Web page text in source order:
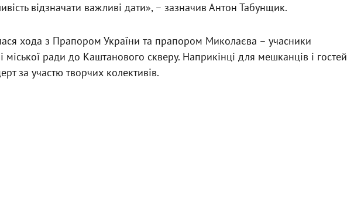
відзначати важливі дати», – зазначив Антон Табунщик.
хода з Прапором України та прапором Миколаєва – учасники
міської ради до Каштанового скверу. Наприкінці для мешканців і гостей
за участю творчих колективів.